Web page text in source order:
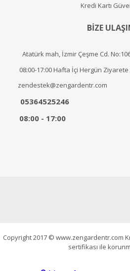
Kredi Kartı
BİZE
Atatürk mah, İzmir Çeşme Cd.
08:00-17:00 Hafta İçi Hergün Ziyarete
zendestek@zengardentr.com
05364525246
08:00 - 17:00
Copyright 2017 © www.zengardentr.com
sertifikası ile